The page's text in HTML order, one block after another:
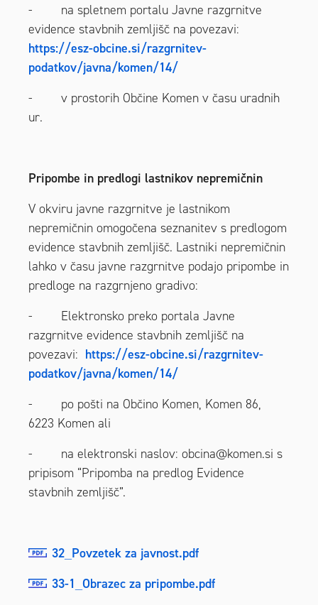
- na spletnem portalu Javne razgrnitve
evidence stavbnih zemljišč na povezavi:
https://esz-obcine.si/razgrnitev-
podatkov/javna/komen/14/
- v prostorih Občine Komen v času uradnih
ur.
Pripombe in predlogi lastnikov nepremičnin
V okviru javne razgrnitve je lastnikom
nepremičnin omogočena seznanitev s predlogom
evidence stavbnih zemljišč. Lastniki nepremičnin
lahko v času javne razgrnitve podajo pripombe in
predloge na razgrnjeno gradivo:
- Elektronsko preko portala Javne
razgrnitve evidence stavbnih zemljišč na
povezavi: https://esz-obcine.si/razgrnitev-
podatkov/javna/komen/14/
- po pošti na Občino Komen, Komen 86,
6223 Komen ali
- na elektronski naslov: obcina@komen.si s
pripisom “Pripomba na predlog Evidence
stavbnih zemljišč”.
32_Povzetek za javnost.pdf
33-1_Obrazec za pripombe.pdf